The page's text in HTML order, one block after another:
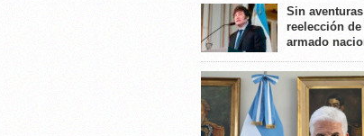
Sin
reelección
armado